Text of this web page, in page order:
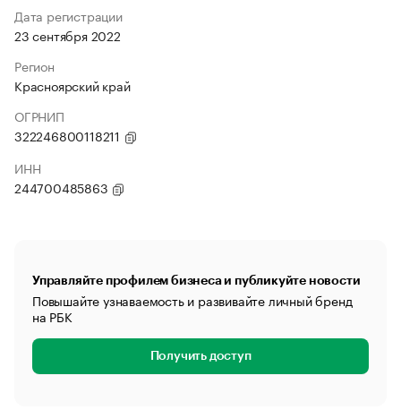
Дата регистрации
23 сентября 2022
Регион
Красноярский край
ОГРНИП
322246800118211
ИНН
244700485863
Управляйте профилем бизнеса и публикуйте новости
Повышайте узнаваемость и развивайте личный бренд
на РБК
Получить доступ